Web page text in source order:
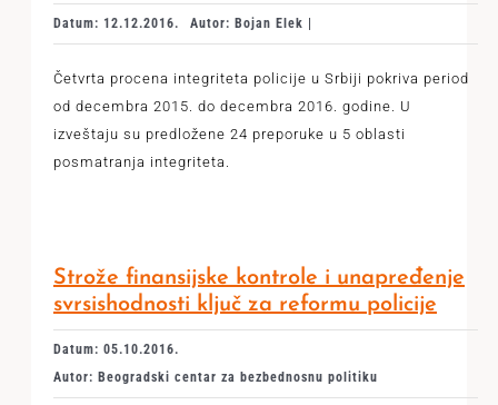
Datum: 12.12.2016. Autor: Bojan Elek |
Četvrta procena integriteta policije u Srbiji pokriva period
od decembra 2015. do decembra 2016. godine. U
izveštaju su predložene 24 preporuke u 5 oblasti
posmatranja integriteta.
Strože finansijske kontrole i unapređenje
svrsishodnosti ključ za reformu policije
Datum: 05.10.2016.
Autor: Beogradski centar za bezbednosnu politiku